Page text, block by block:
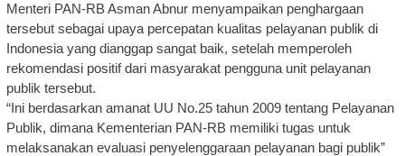
Menteri PAN-RB Asman Abnur menyampaikan penghargaan
tersebut sebagai upaya percepatan kualitas pelayanan publik di
Indonesia yang dianggap sangat baik, setelah memperoleh
rekomendasi positif dari masyarakat pengguna unit pelayanan
publik tersebut.
“Ini berdasarkan amanat UU No.25 tahun 2009 tentang Pelayanan
Publik, dimana Kementerian PAN-RB memiliki tugas untuk
melaksanakan evaluasi penyelenggaraan pelayanan bagi publik”